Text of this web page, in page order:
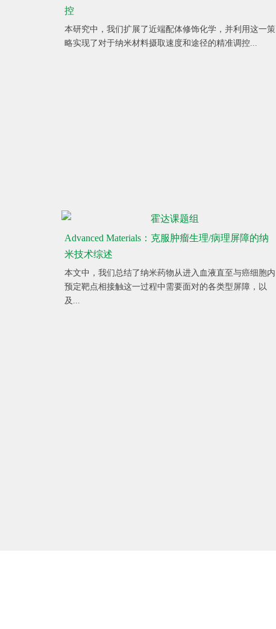
控
本研究中，我们扩展了近端配体修饰化学，并利用这一策
略实现了对于纳米材料摄取速度和途径的精准调控...
Advanced Materials：克服肿瘤生理/病理屏障的纳
米技术综述
本文中，我们总结了纳米药物从进入血液直至与癌细胞内
预定靶点相接触这一过程中需要面对的各类型屏障，以
及...